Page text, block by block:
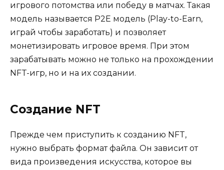
игрового потомства или победу в матчах. Такая
модель называется P2E модель (Play-to-Earn,
играй чтобы заработать) и позволяет
монетизировать игровое время. При этом
зарабатывать можно не только на прохождении
NFT-игр, но и на их создании.
Создание NFT
Прежде чем приступить к созданию NFT,
нужно выбрать формат файла. Он зависит от
вида произведения искусства, которое вы